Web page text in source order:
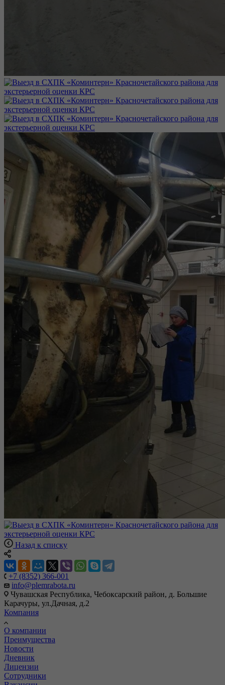
Назад к списку
+7 (8352) 366-001
info@plemrabota.ru
Чувашская Республика, Чебоксарский район, д. Большие
Карачуры, ул.Дачная, д.2
Компания
О компании
Преимущества
Новости
Дневник
Лицензии
Сотрудники